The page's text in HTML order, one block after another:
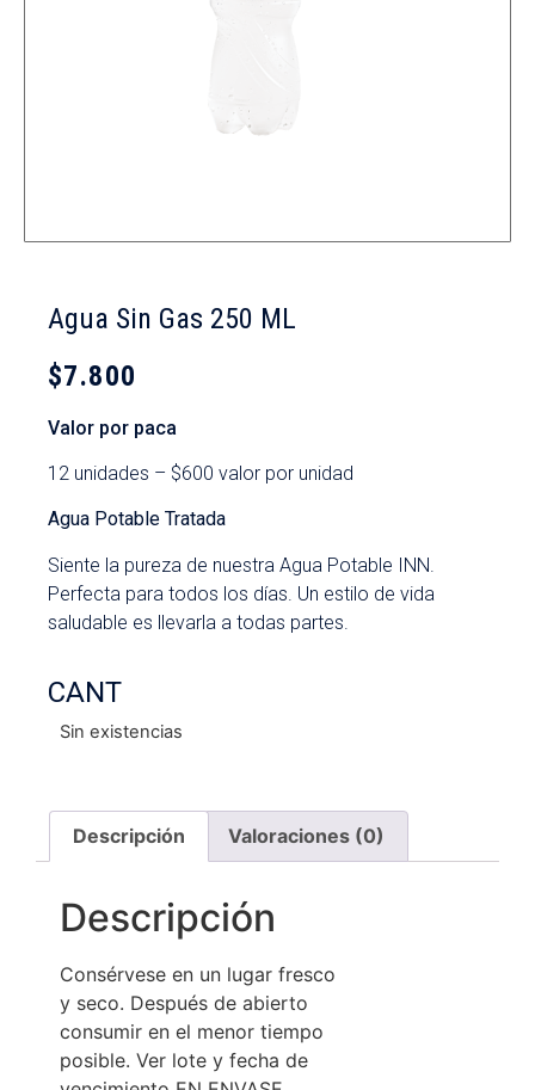
Agua Sin Gas 250 ML
$7.800
Valor por paca
12 unidades – $600 valor por unidad
Agua Potable Tratada
Siente la pureza de nuestra Agua Potable INN.
Perfecta para todos los días. Un estilo de vida
saludable es llevarla a todas partes.
CANT
Sin existencias
Descripción Valoraciones (0)
Descripción
Consérvese en un lugar fresco
y seco. Después de abierto
consumir en el menor tiempo
posible. Ver lote y fecha de